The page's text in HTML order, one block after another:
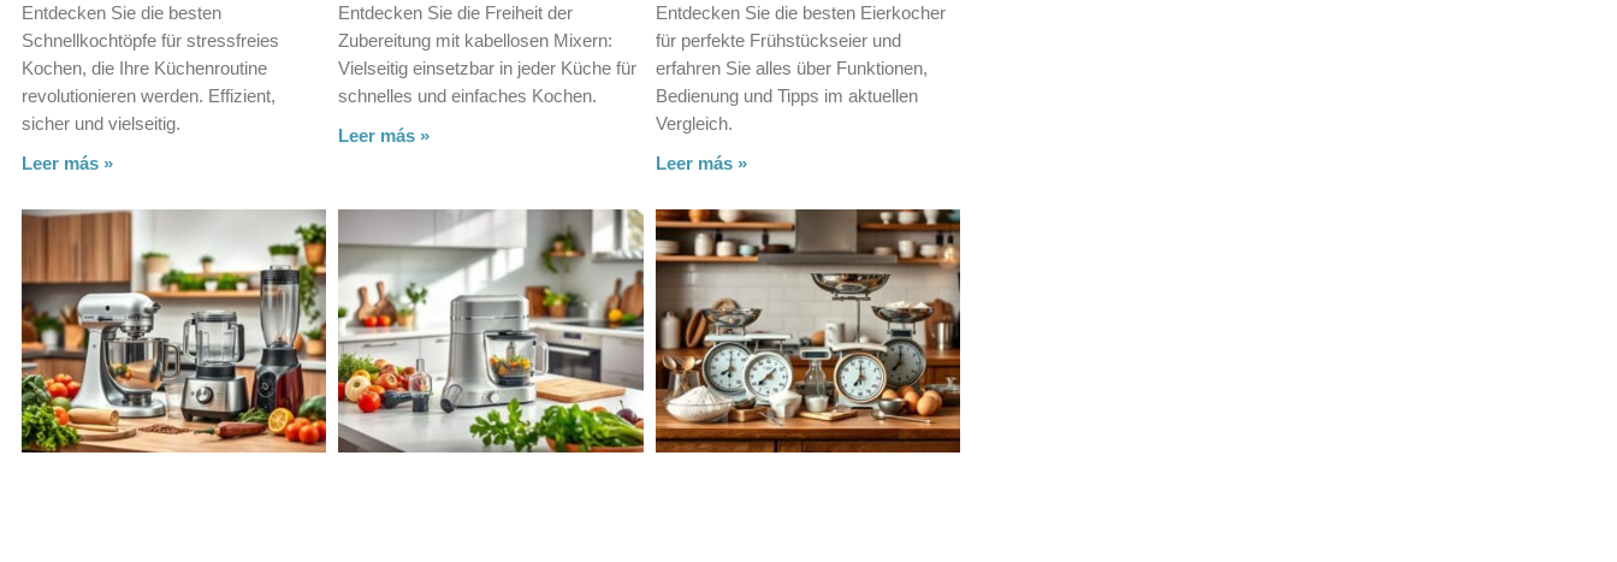
Entdecken Sie die besten
Schnellkochtöpfe für stressfreies
Kochen, die Ihre Küchenroutine
revolutionieren werden. Effizient,
sicher und vielseitig.
Leer más »
Entdecken Sie die Freiheit der
Zubereitung mit kabellosen Mixern:
Vielseitig einsetzbar in jeder Küche für
schnelles und einfaches Kochen.
Leer más »
Entdecken Sie die besten Eierkocher
für perfekte Frühstückseier und
erfahren Sie alles über Funktionen,
Bedienung und Tipps im aktuellen
Vergleich.
Leer más »